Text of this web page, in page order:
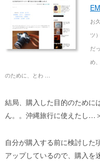
お
ツ
だ
め
のために、とわ …
結局、購入した目的のために
ん。。沖縄旅行に使えたし…
自分が購入する前に検討した
アップしているので、購入を